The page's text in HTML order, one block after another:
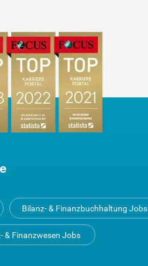
Bilanz- & Finanzbuchhaltung Jobs
& Finanzwesen Jobs